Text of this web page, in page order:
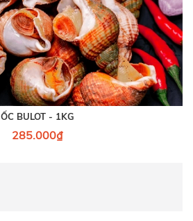
ỐC BULOT - 1KG
285.000₫